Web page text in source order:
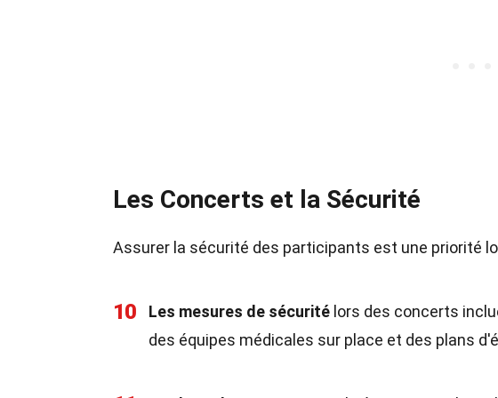
Les Concerts et la Sécurité
Assurer la sécurité des participants est une priorité
10 Les mesures de sécurité lors des concerts
des équipes médicales sur place et des plans